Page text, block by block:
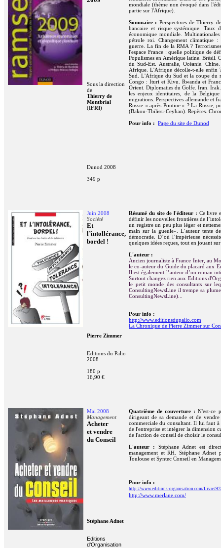
Sous la direction
de
Thierry de
Montbrial
(IFRI)
Dunod 2008
349 p
mondiale (thème non évoqué dans
partie sur l'Afrique).
Sommaire : Perspectives de Thierry
bancaire et risque systémique. Taux
économique mondiale.
pétrole roi. Changement climatique :
guerre. La fin de la RMA ?
l'espace France : quelle politique de
Populismes en Amérique latine. Brésil.
du Sud-Est. Australie, Océanie.
Afrique. L'Afrique décolle-t-elle enfin
Sud. L'Afrique du Sud et la coupe du
Congo : Ituri et Kivu. Rwanda et
Orient. Diplomaties du Golfe. Iran.
les enjeux identitaires, de la
migrations. Perspectives allemande et
Russie « après Poutine » ? La Russie,
(Bakou-Tbilissi-Ceyhan). Repères.
Pour info : Page du site de Dunod
Juin 2008
Société
Et
l’intollérance,
bordel !
Pierre Zimmer
Editions du Palio
2008
180 p
16,90 €
Résumé du site de l'éditeur : Ce livre
définir les nouvelles frontières de
un registre un peu plus léger et
main sur la gueule». L’auteur tente
démocratie. D’où l’impérieuse
quelques idées reçues, tout en jouant
L'auteur :
Ancien journaliste à France Inter, au
le co-auteur du Guide du placard aux
Il est également l’auteur d’un roman
Surtout changez rien aux Editions
le petit monde des consultants sur
ConsultingNewsLine il trempe sa
ConsultingNewsLine)...
Pour info :
http://www.editionsdupalio.com
La Chronique de Pierre Zimmer sur
Mai 2008
Management
Acheter
et vendre
du Conseil
Stéphane Adnet
Editions
d'Organisation
Quatrième de couverture :N'est-ce
dirigeant de sa demande et de
commerciale du consultant. Il lui faut à
de l'entreprise et intégrer la dimension
de l'action de conseil de choisir le
L'auteur : Stéphane Adnet est
management et RH. Stéphane
Toulouse et Syntec Conseil en
Pour info :
http://www.editions-organisation.com/Livre/
http://www.merlane.com/